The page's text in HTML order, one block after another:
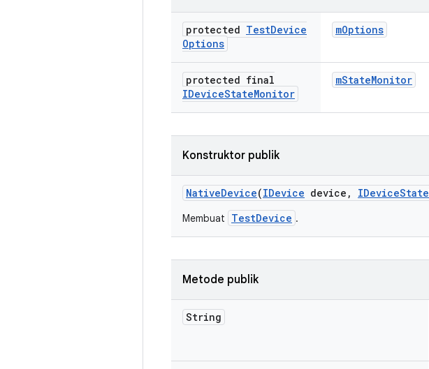
protected TestDevice
Options
mOptions
protected final
IDeviceStateMonitor
mStateMonitor
Konstruktor publik
NativeDevice(IDevice device , IDeviceState
Membuat TestDevice .
Metode publik
String